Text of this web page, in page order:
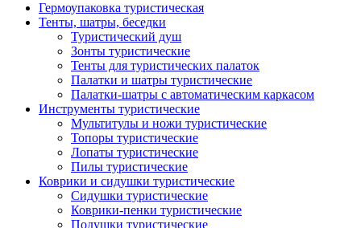
Гермоупаковка туристическая
Тенты, шатры, беседки
Туристический душ
Зонты туристические
Тенты для туристических палаток
Палатки и шатры туристические
Палатки-шатры с автоматическим каркасом
Инструменты туристические
Мультитулы и ножи туристические
Топоры туристические
Лопаты туристические
Пилы туристические
Коврики и сидушки туристические
Сидушки туристические
Коврики-пенки туристические
Подушки туристические